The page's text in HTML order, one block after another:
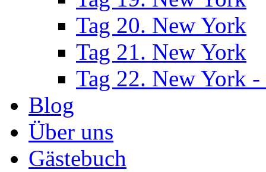
Tag 20. New York
Tag 21. New York
Tag 22. New York
Blog
Über uns
Gästebuch